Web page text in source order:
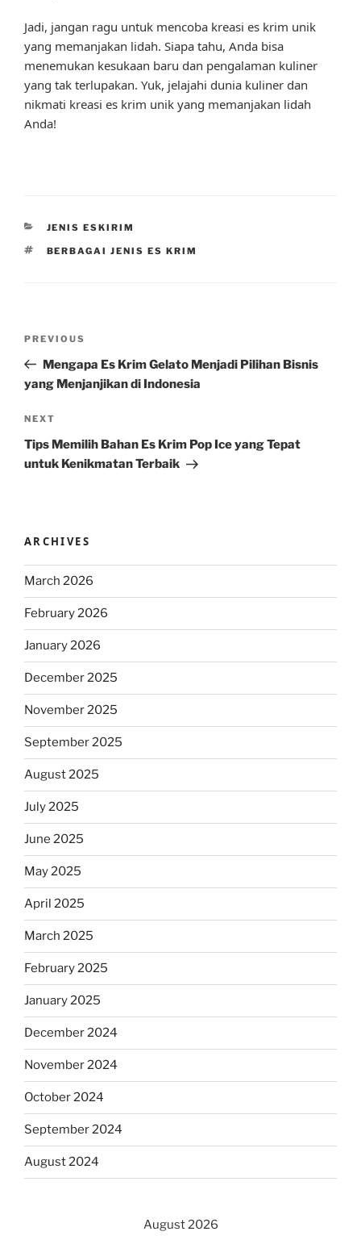
Jadi, jangan ragu untuk mencoba kreasi es krim unik
yang memanjakan lidah. Siapa tahu, Anda bisa
menemukan kesukaan baru dan pengalaman kuliner
yang tak terlupakan. Yuk, jelajahi dunia kuliner dan
nikmati kreasi es krim unik yang memanjakan lidah
Anda!
CATEGORIES
JENIS ESKIRIM
TAGS
BERBAGAI JENIS ES KRIM
Previous
Post
PREVIOUS
Mengapa Es Krim Gelato Menjadi Pilihan Bisnis
yang Menjanjikan di Indonesia
Next
Post
NEXT
Tips Memilih Bahan Es Krim Pop Ice yang Tepat
untuk Kenikmatan Terbaik
ARCHIVES
March 2026
February 2026
January 2026
December 2025
November 2025
September 2025
August 2025
July 2025
June 2025
May 2025
April 2025
March 2025
February 2025
January 2025
December 2024
November 2024
October 2024
September 2024
August 2024
August 2026